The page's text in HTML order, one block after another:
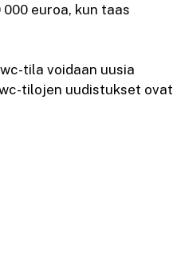
euroa, kun taas
tila voidaan uusia
tilojen uudistukset ovat